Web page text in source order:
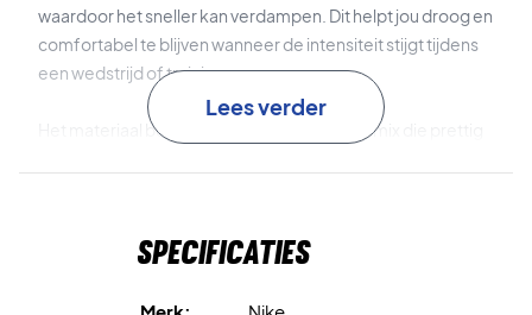
waardoor het sneller kan verdampen. Dit helpt jou droog en
comfortabel te blijven wanneer de intensiteit stijgt tijdens
een wedstrijd of training.
Het materiaal bestaat uit een zachte katoenmix die prettig
comfortabel te blijven.
Lees verder
Specificaties